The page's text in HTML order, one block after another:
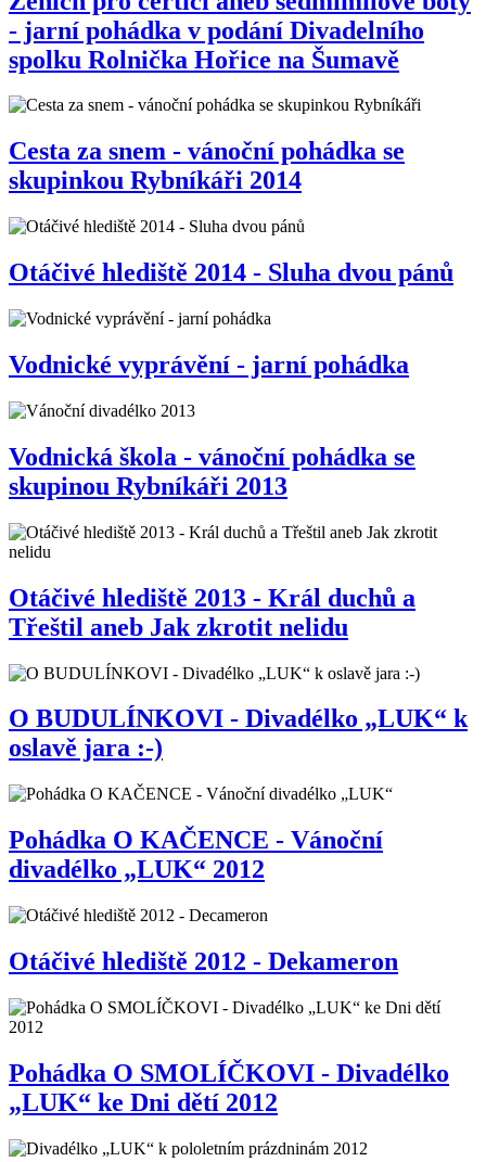
- jarní pohádka v podání Divadelního
spolku Rolnička Hořice na Šumavě
Cesta za snem - vánoční pohádka se
skupinkou Rybníkáři 2014
Otáčivé hlediště 2014 - Sluha dvou pánů
Vodnické vyprávění - jarní pohádka
Vodnická škola - vánoční pohádka se
skupinou Rybníkáři 2013
Otáčivé hlediště 2013 - Král duchů a
Třeštil aneb Jak zkrotit nelidu
O BUDULÍNKOVI - Divadélko „LUK“ k
oslavě jara :-)
Pohádka O KAČENCE - Vánoční
divadélko „LUK“ 2012
Otáčivé hlediště 2012 - Dekameron
Pohádka O SMOLÍČKOVI - Divadélko
„LUK“ ke Dni dětí 2012